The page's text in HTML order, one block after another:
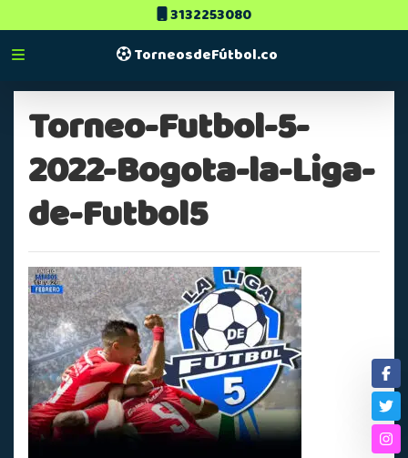
3132253080
TorneosdeFútbol.co
Torneo-Futbol-5-
2022-Bogota-la-Liga-
de-Futbol5